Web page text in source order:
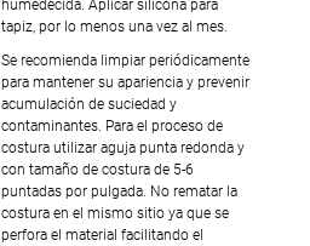
humedecida. Aplicar silicona para
tapiz, por lo menos una vez al mes.
Se recomienda limpiar periódicamente
para mantener su apariencia y prevenir
acumulación de suciedad y
contaminantes. Para el proceso de
costura utilizar aguja punta redonda y
con tamaño de costura de 5-6
puntadas por pulgada. No rematar la
costura en el mismo sitio ya que se
perfora el material facilitando el